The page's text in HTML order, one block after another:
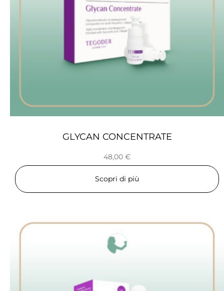
GLYCAN CONCENTRATE
48,00 €
Scopri di più